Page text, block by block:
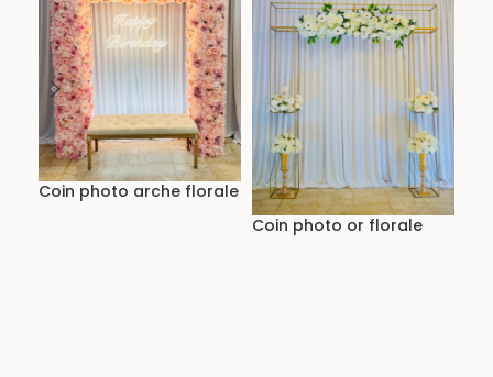
Coin photo arche florale
Coin photo or florale